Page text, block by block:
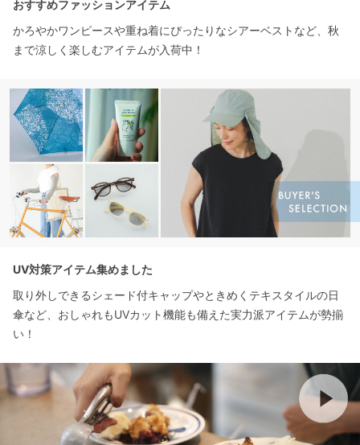
おすすめファッションアイテム
かろやかワンピースや重ね着にぴったりなシアーベストなど、秋
まで涼しく楽しむアイテムが入荷中！
UV対策アイテム集めました
取り外しできるシェード付キャップやときめくテキスタイルの日
傘など、おしゃれもUVカット機能も備えた実力派アイテムが勢揃
い！